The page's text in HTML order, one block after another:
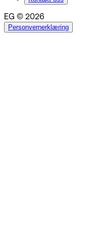
EG © 2026
Personvernerklæring